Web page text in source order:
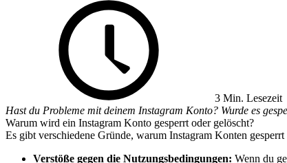
3 Min. Lesezeit
Hast du Probleme mit deinem Instagram Konto? Wurde es
Warum wird ein Instagram Konto gesperrt oder gelöscht?
Es gibt verschiedene Gründe, warum Instagram Konten
Verstöße gegen die Nutzungsbedingungen: Wenn du